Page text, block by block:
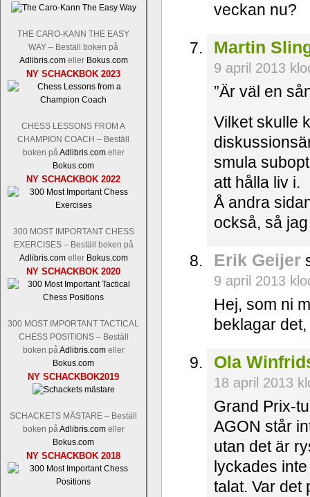
THE CARO-KANN THE EASY
WAY – Beställ boken på
Adlibris.comeller Bokus.com
NY SCHACKBOK 2023
CHESS LESSONS FROM A
CHAMPION COACH – Beställ
boken påAdlibris.comeller
Bokus.com
NY SCHACKBOK 2022
300 MOST IMPORTANT CHESS
EXERCISES – Beställ boken på
Adlibris.comeller Bokus.com
NY SCHACKBOK 2020
300 MOST IMPORTANT TACTICAL
CHESS POSITIONS – Beställ
boken påAdlibris.comeller
Bokus.com
NY SCHACKBOK2019
SCHACKETS MÄSTARE – Beställ
boken påAdlibris.comeller
Bokus.com
NY SCHACKBOK 2018
veckan nu?
Martin
9 april 2013
”Är väl en
Vilket skulle
smula
att hålla liv i.
Å andra
också, så
Erik Geijer
9 april 2013
Hej, som ni
beklagar
Ola
18 april 2013
Grand Prix-
AGON står
utan det är
lyckades
talat. Var det